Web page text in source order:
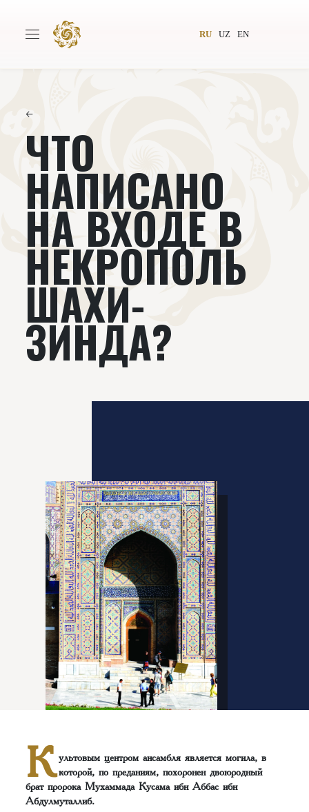
RU UZ EN
Авторы
Издательство
Подкасты
Книги Видеолекторий
←
ЧТО
НАПИСАНО
НА ВХОДЕ В
НЕКРОПОЛЬ
ШАХИ-
ЗИНДА?
К ультовым центром ансамбля является могила, в
которой, по преданиям, похоронен двоюродный
брат пророка Мухаммада Кусама ибн Аббас ибн
Абдулмуталлиб.